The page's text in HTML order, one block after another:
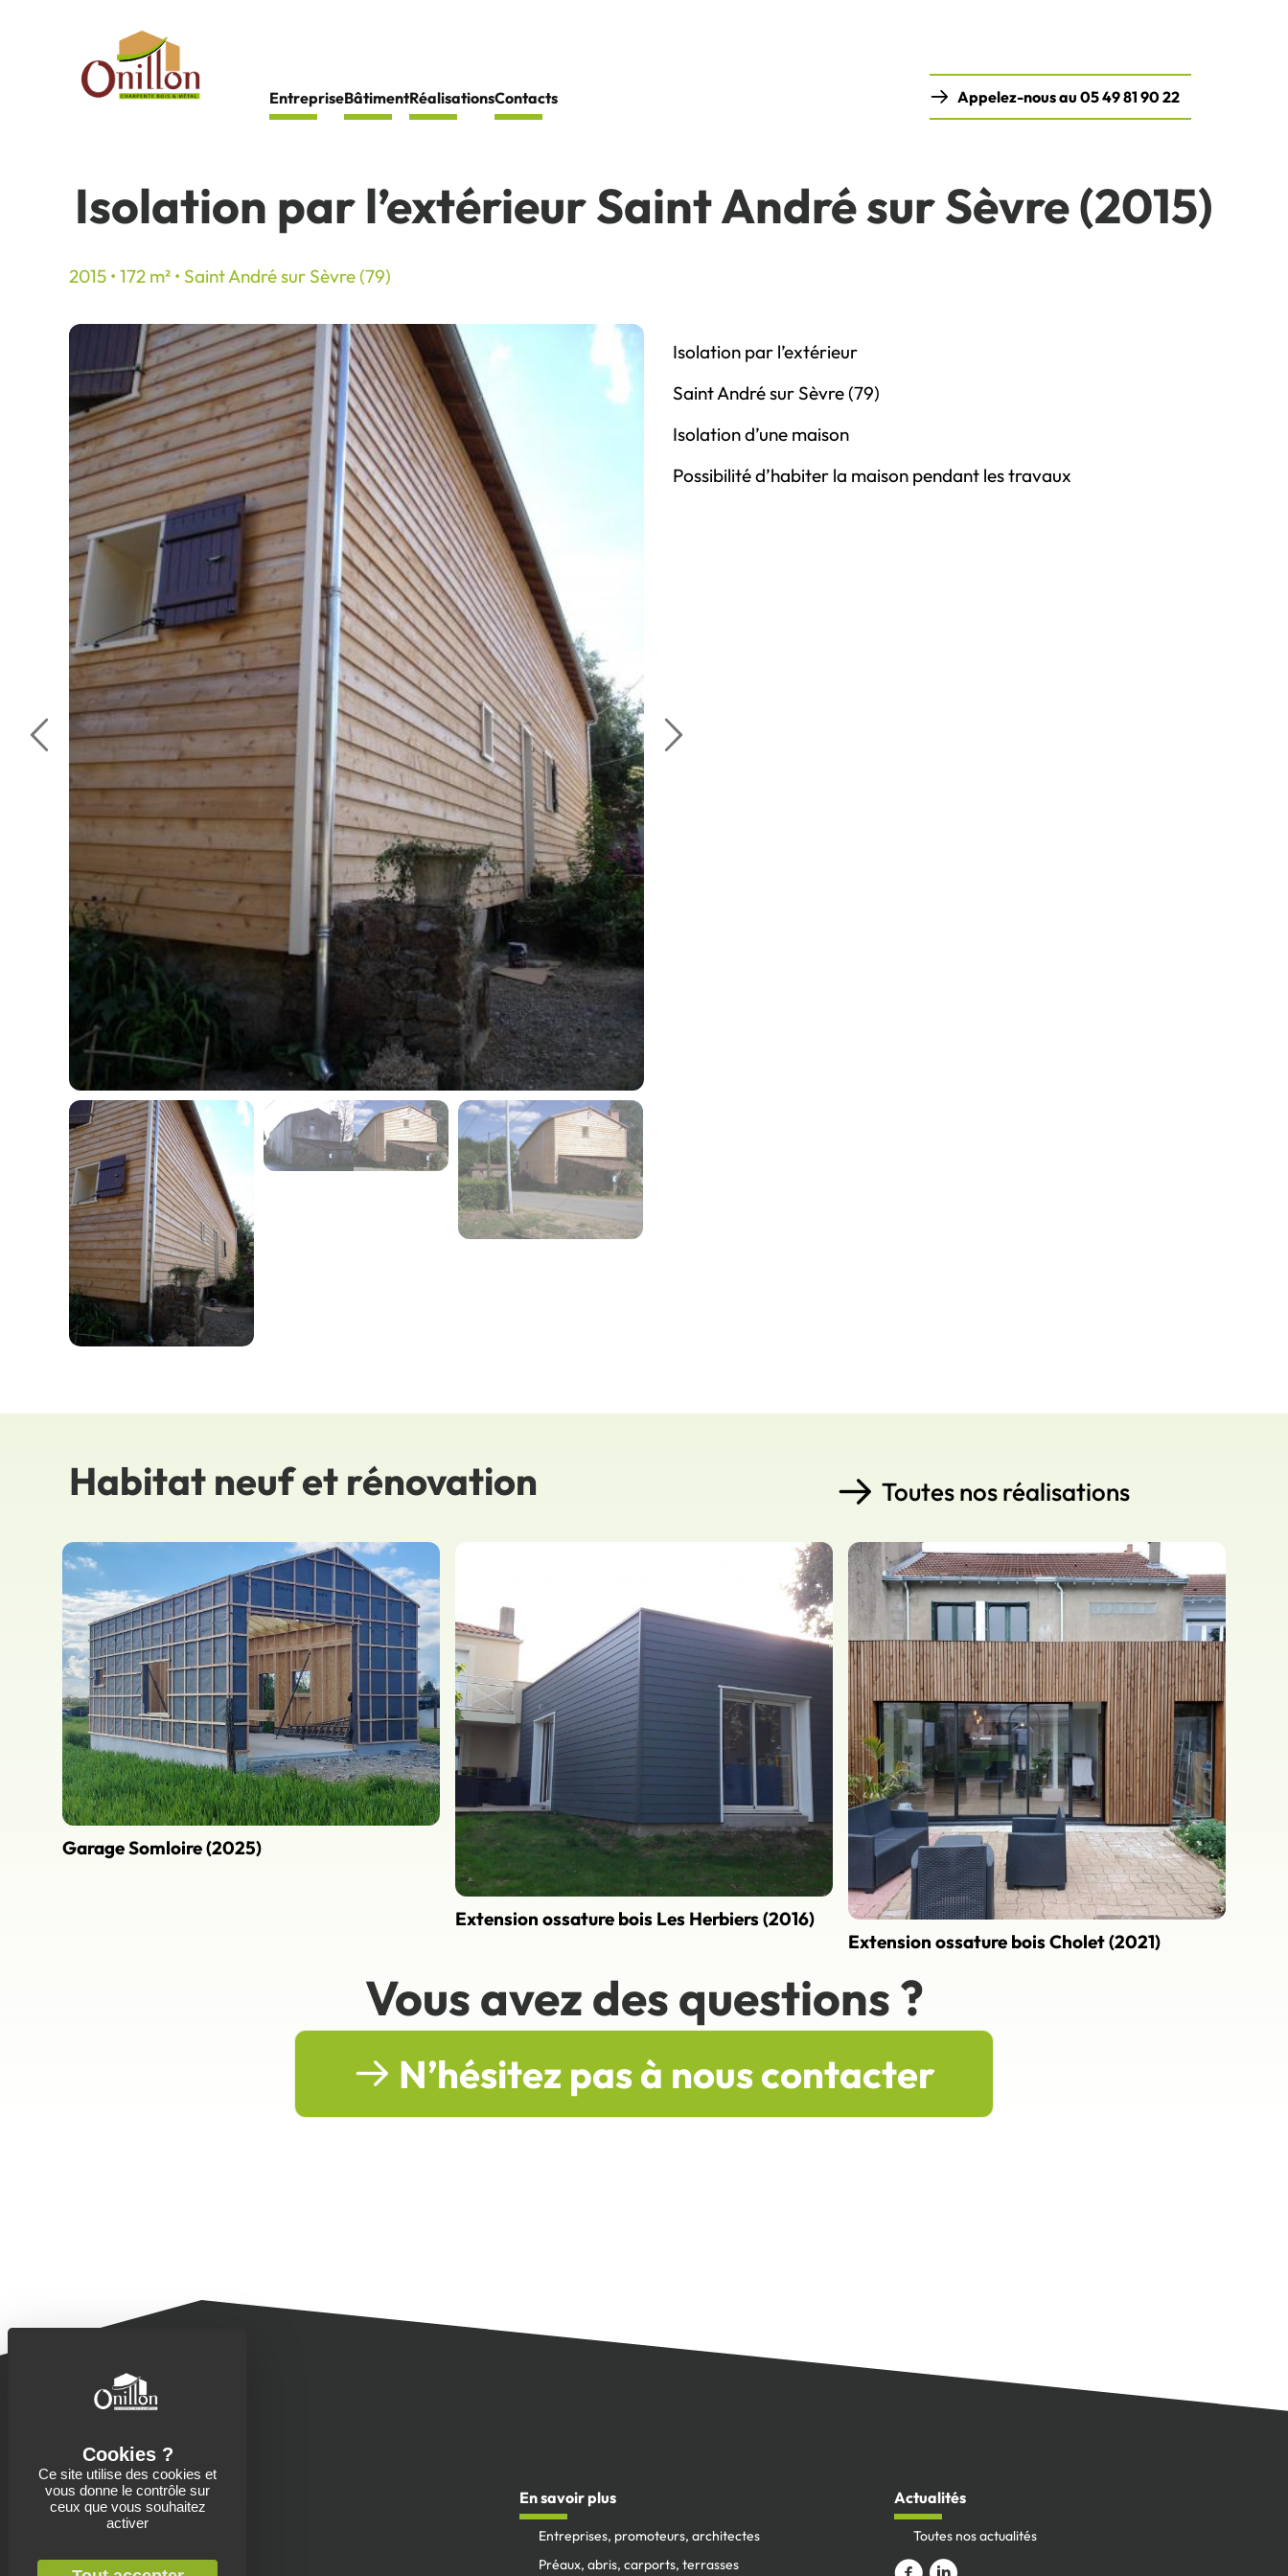
EntrepriseBâtimentRéalisationsContacts Appelez-nous au 05 49 81 90 22
Isolation par l’extérieur Saint André sur Sèvre (2015)
2015 • 172 m² • Saint André sur Sèvre (79)
Isolation par l’extérieur
Saint André sur Sèvre (79)
Isolation d’une maison
Possibilité d’habiter la maison pendant les travaux
Habitat neuf et rénovation Toutes nos réalisations
Garage Somloire (2025)
Extension ossature bois Les Herbiers (2016)
Extension ossature bois Cholet (2021)
Vous avez des questions ?
N’hésitez pas à nous contacter
Contacts
Saint-Aubin-de-Baubigné
En savoir plus
Entreprises, promoteurs, architectes
Préaux, abris, carports, terrasses
Actualités
Toutes nos actualités
Aller vers la page Facebook
Aller sur le compte Linkedin
Ce site utilise des cookies et
vous donne le contrôle sur
ceux que vous souhaitez
activer